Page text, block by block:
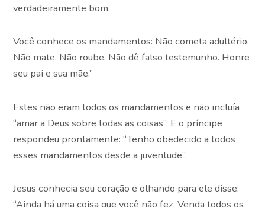
verdadeiramente bom.
Você conhece os mandamentos: Não cometa adultério.
Não mate. Não roube. Não dê falso testemunho. Honre
seu pai e sua mãe.”
Estes não eram todos os mandamentos e não incluía
“amar a Deus sobre todas as coisas”. E o príncipe
respondeu prontamente: “Tenho obedecido a todos
esses mandamentos desde a juventude”.
Jesus conhecia seu coração e olhando para ele disse:
“Ainda há uma coisa que você não fez. Venda todos os